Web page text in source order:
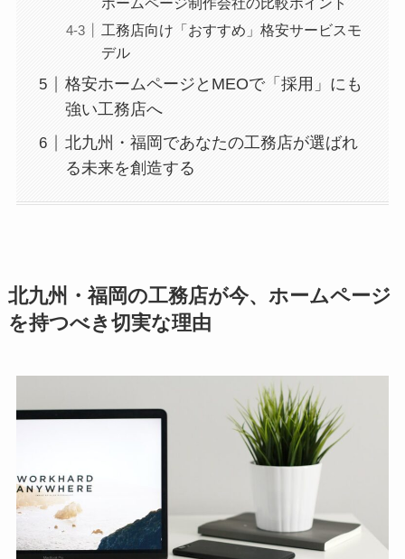
工務店向け「おすすめ」格安サービスモ
デル
格安ホームページとMEOで「採用」にも
強い工務店へ
北九州・福岡であなたの工務店が選ばれ
る未来を創造する
北九州・福岡の工務店が今、ホームページ
を持つべき切実な理由